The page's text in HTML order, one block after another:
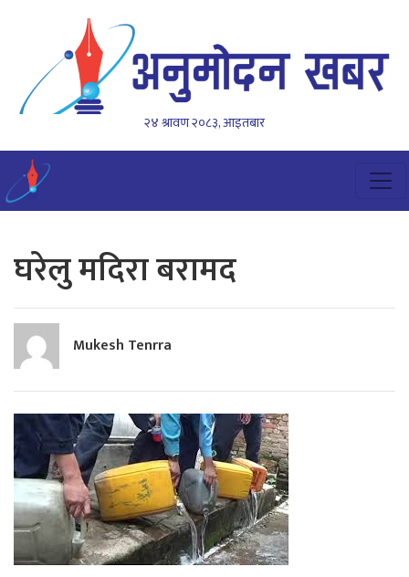
२४ श्रावण २०८३, आइतबार
घरेलु मदिरा बरामद
Mukesh Tenrra